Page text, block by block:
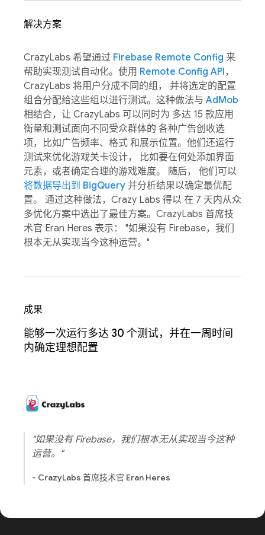
解决方案
CrazyLabs 希望通过 Firebase Remote Config 来
帮助实现测试自动化。使用 Remote Config API，
CrazyLabs 将用户分成不同的组， 并将选定的配置
组合分配给这些组以进行测试。这种做法与 AdMob
相结合，让 CrazyLabs 可以同时为 多达 15 款应用
衡量和测试面向不同受众群体的 各种广告创收选
项，比如广告频率、格式 和展示位置。他们还运行
测试来优化游戏关卡设计， 比如要在何处添加界面
元素，或者确定合理的游戏难度。 随后， 他们可以
将数据导出到 BigQuery 并分析结果以确定最优配
置。 通过这种做法，Crazy Labs 得以 在 7 天内从众
多优化方案中选出了最佳方案。CrazyLabs 首席技
术官 Eran Heres 表示： "如果没有 Firebase，我们
根本无从实现当今这种运营。"
成果
能够一次运行多达 30 个测试，并在一周时间
内确定理想配置
"如果没有 Firebase，我们根本无从实现当今这种
运营。"
- CrazyLabs 首席技术官 Eran Heres